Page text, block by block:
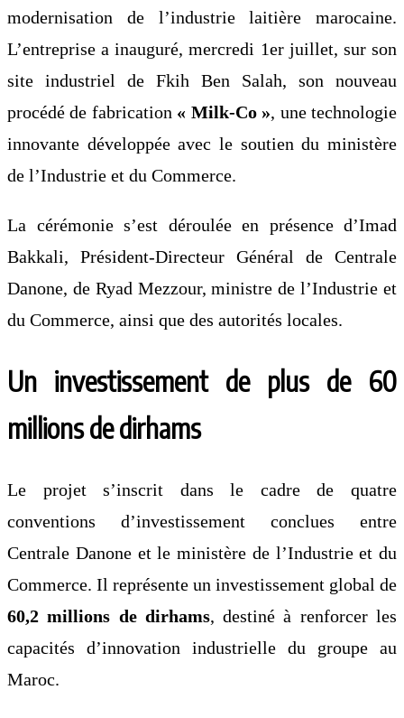
modernisation de l’industrie laitière marocaine.
L’entreprise a inauguré, mercredi 1er juillet, sur son
site industriel de Fkih Ben Salah, son nouveau
procédé de fabrication « Milk-Co », une technologie
innovante développée avec le soutien du ministère
de l’Industrie et du Commerce.
La cérémonie s’est déroulée en présence d’Imad
Bakkali, Président-Directeur Général de Centrale
Danone, de Ryad Mezzour, ministre de l’Industrie et
du Commerce, ainsi que des autorités locales.
Un investissement de plus de 60
millions de dirhams
Le projet s’inscrit dans le cadre de quatre
conventions d’investissement conclues entre
Centrale Danone et le ministère de l’Industrie et du
Commerce. Il représente un investissement global de
60,2 millions de dirhams, destiné à renforcer les
capacités d’innovation industrielle du groupe au
Maroc.